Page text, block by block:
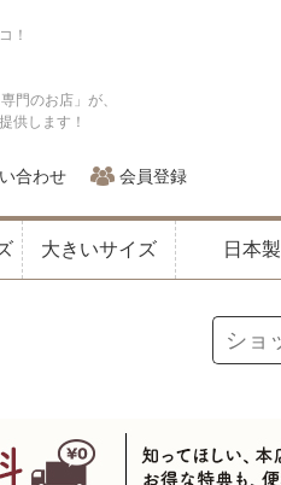
！
門のお店」が、
供します！
合わせ 会員登録
大きいサイズ 日本製